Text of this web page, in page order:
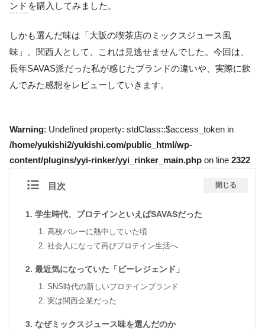
ンド を購入してみました。
しかも選んだ味は「大阪の喫茶店のミックスジュース風
味」。関西人として、これは見逃せませんでした。今回は、
長年SAVAS派だった私が感じたブランドの違いや、実際に飲
んでみた感想をレビューしていきます。
Warning: Undefined property: stdClass::$access_token in
/home/yukishi2/yukishi.com/public_html/wp-
content/plugins/yyi-rinker/yyi_rinker_main.php on line 2322
目次 閉じる
学生時代、プロテインといえばSAVASだった
高校バレーに熱中していた頃
社会人になって再びプロテイン生活へ
最近気になっていた「ビーレジェンド」
SNS時代の新しいプロテインブランド
実は関西企業だった
なぜミックスジュース味を選んだのか